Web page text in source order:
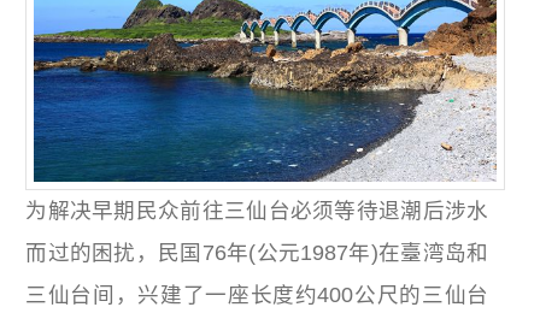
为解决早期民众前往三仙台必须等待退潮后涉水
而过的困扰，民国76年(公元1987年)在臺湾岛和
三仙台间，兴建了一座长度约400公尺的三仙台